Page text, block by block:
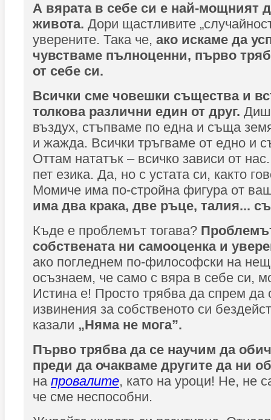
А вярата в себе си е най-мощният
живота. Дори щастливите
уверените. Така че, ако искаме да
чувстваме пълноценни, първо
от себе си.
Всички сме човешки същества и
толкова различни един от друг.
въздух, стъпваме по една и съща
и жажда. Всички тръгваме от едно и
Оттам нататък – всичко зависи от
пет езика. Да, но с устата си, както
Момиче има по-стройна фигура от
има два крака, две ръце, талия...
Къде е проблемът тогава?
собствената ни самооценка и
ако погледнем по-философски на
осъзнаем, че само с вяра в себе си,
Истина е! Просто трябва да спрем да
извинения за собственото си
казали „Няма не мога”.
Първо трябва да се научим да
преди да очакваме другите да ни
на провалите, като на уроци! Не, не
че сме неспособни.